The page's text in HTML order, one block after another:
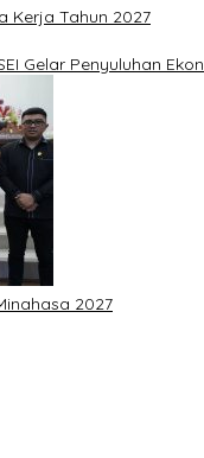
Kerja Tahun 2027
Gelar Penyuluhan
2027